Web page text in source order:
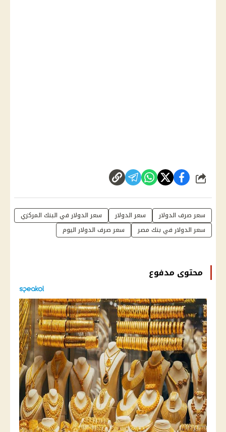
شارك
سعر صرف الدولار سعر الدولار
سعر الدولار في البنك المركزي
سعر الدولار في بنك مصر
سعر صرف الدولار اليوم
محتوى مدفوع